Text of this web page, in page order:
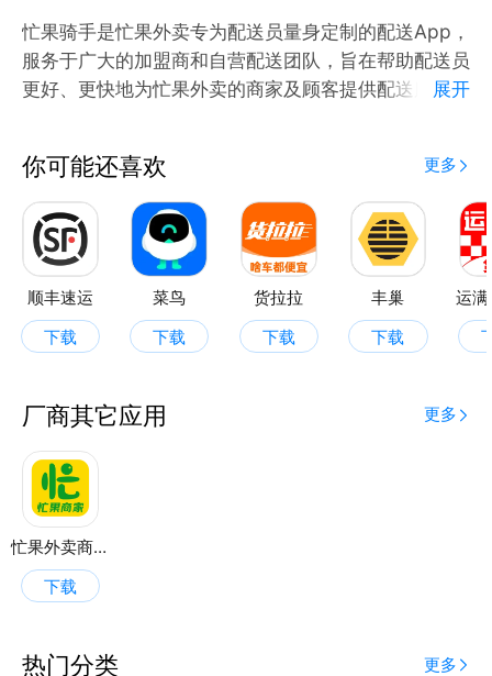
忙果骑手是忙果外卖专为配送员量身定制的配送App，
服务于广大的加盟商和自营配送团队，旨在帮助配送员
更好、更快地为忙果外卖的商家及顾客提供配送服务。
展开
你可能还喜欢 更多
顺丰速运
下载
菜鸟
下载
货拉拉
下载
丰巢
下载
运
厂商其它应用 更多
忙果外卖商家端
下载
热门分类 更多